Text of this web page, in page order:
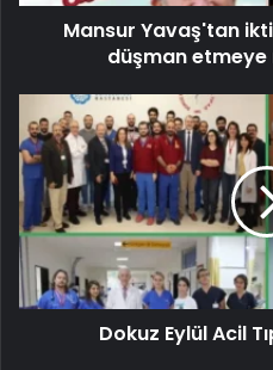
Mansur Yavaş'tan
düşman etmeye
Dokuz Eylül Acil